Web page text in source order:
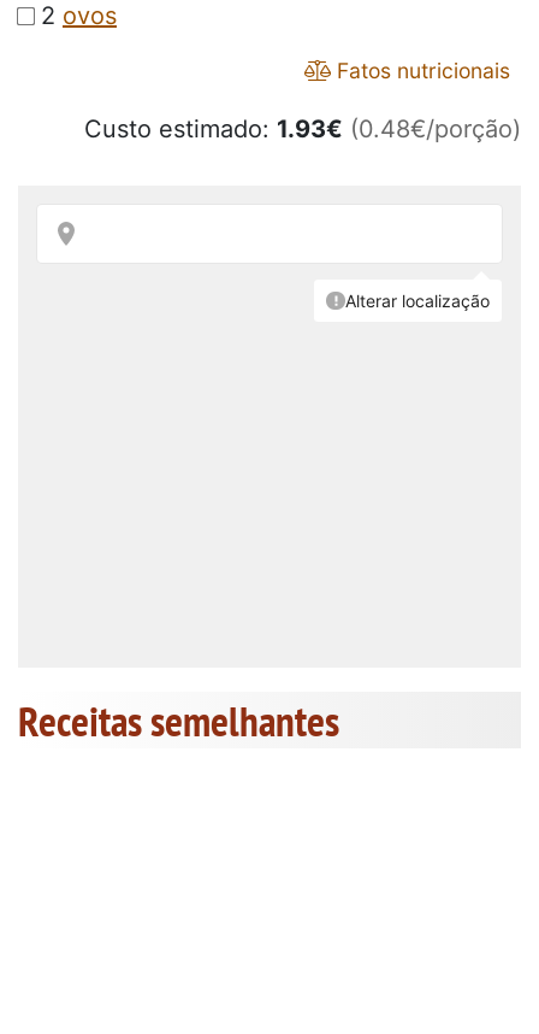
2 ovos
Fatos nutricionais
Custo estimado: 1.93€ (0.48€/porção)
Receitas semelhantes